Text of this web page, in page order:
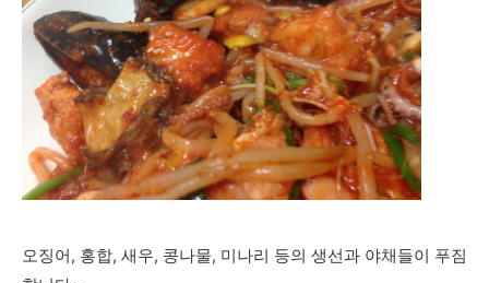
오징어, 홍합, 새우, 콩나물, 미나리 등의 생선과 야채들이 푸짐